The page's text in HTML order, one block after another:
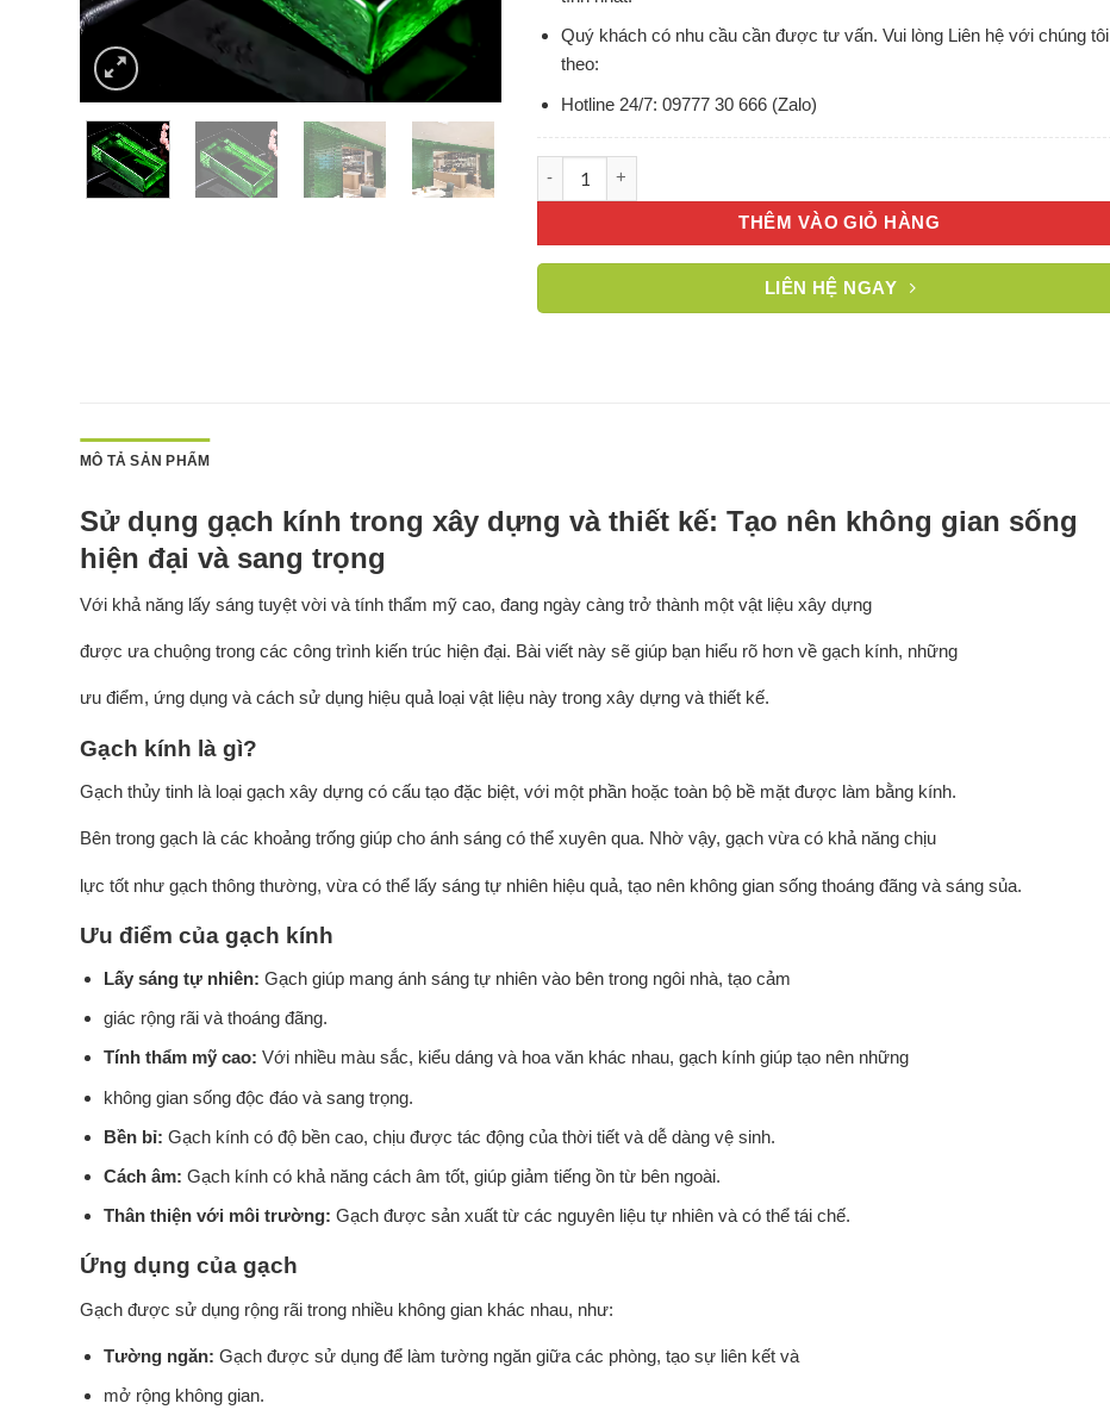
Quý khách có nhu cầu cần được tư vấn. Vui lòng Liên hệ với chúng tôi
theo:
Hotline 24/7: 09777 30 666 (Zalo)
THÊM VÀO GIỎ HÀNG
LIÊN HỆ NGAY
MÔ TẢ SẢN PHẨM
Sử dụng gạch kính trong xây dựng và thiết kế: Tạo nên không gian sống
hiện đại và sang trọng
Với khả năng lấy sáng tuyệt vời và tính thẩm mỹ cao, đang ngày càng trở thành một vật liệu xây dựng
được ưa chuộng trong các công trình kiến trúc hiện đại. Bài viết này sẽ giúp bạn hiểu rõ hơn về gạch kính, những
ưu điểm, ứng dụng và cách sử dụng hiệu quả loại vật liệu này trong xây dựng và thiết kế.
Gạch kính là gì?
Gạch thủy tinh là loại gạch xây dựng có cấu tạo đặc biệt, với một phần hoặc toàn bộ bề mặt được làm bằng kính.
Bên trong gạch là các khoảng trống giúp cho ánh sáng có thể xuyên qua. Nhờ vậy, gạch vừa có khả năng chịu
lực tốt như gạch thông thường, vừa có thể lấy sáng tự nhiên hiệu quả, tạo nên không gian sống thoáng đãng và sáng sủa.
Ưu điểm của gạch kính
Lấy sáng tự nhiên: Gạch giúp mang ánh sáng tự nhiên vào bên trong ngôi nhà, tạo cảm
giác rộng rãi và thoáng đãng.
Tính thẩm mỹ cao: Với nhiều màu sắc, kiểu dáng và hoa văn khác nhau, gạch kính giúp tạo nên những
không gian sống độc đáo và sang trọng.
Bền bỉ: Gạch kính có độ bền cao, chịu được tác động của thời tiết và dễ dàng vệ sinh.
Cách âm: Gạch kính có khả năng cách âm tốt, giúp giảm tiếng ồn từ bên ngoài.
Thân thiện với môi trường: Gạch được sản xuất từ các nguyên liệu tự nhiên và có thể tái chế.
Ứng dụng của gạch
Gạch được sử dụng rộng rãi trong nhiều không gian khác nhau, như:
Tường ngăn: Gạch được sử dụng để làm tường ngăn giữa các phòng, tạo sự liên kết và
mở rộng không gian.